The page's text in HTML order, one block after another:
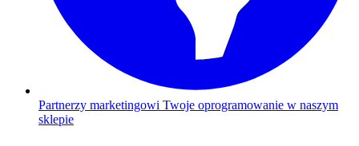
Partnerzy marketingowi Twoje oprogramowanie w naszym
sklepie